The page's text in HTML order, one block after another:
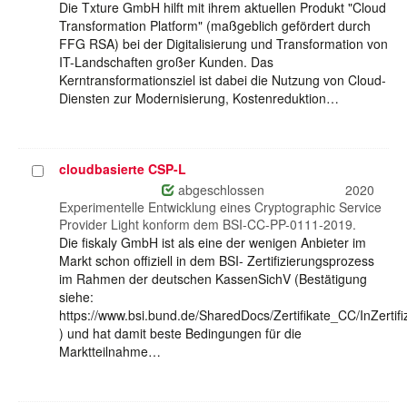
Die Txture GmbH hilft mit ihrem aktuellen Produkt "Cloud
Transformation Platform" (maßgeblich gefördert durch
FFG RSA) bei der Digitalisierung und Transformation von
IT-Landschaften großer Kunden. Das
Kerntransformationsziel ist dabei die Nutzung von Cloud-
Diensten zur Modernisierung, Kostenreduktion…
Projektcloudbasierte CSP-L
abgeschlossen
2020
Experimentelle Entwicklung eines Cryptographic Service
Provider Light konform dem BSI-CC-PP-0111-2019.
Die fiskaly GmbH ist als eine der wenigen Anbieter im
Markt schon offiziell in dem BSI- Zertifizierungsprozess
im Rahmen der deutschen KassenSichV (Bestätigung
siehe:
https://www.bsi.bund.de/SharedDocs/Zertifikate_CC/
) und hat damit beste Bedingungen für die
Marktteilnahme…